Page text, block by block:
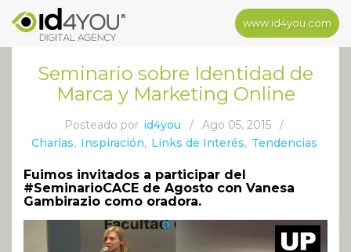
www.id4you.com
Seminario sobre Identidad de
Marca y Marketing Online
Posteado por id4you / Ago 05, 2015
/
Charlas, Inspiración, Links de Interés, Tendencias
Fuimos invitados a participar del
#SeminarioCACE de Agosto con Vanesa
Gambirazio como oradora.